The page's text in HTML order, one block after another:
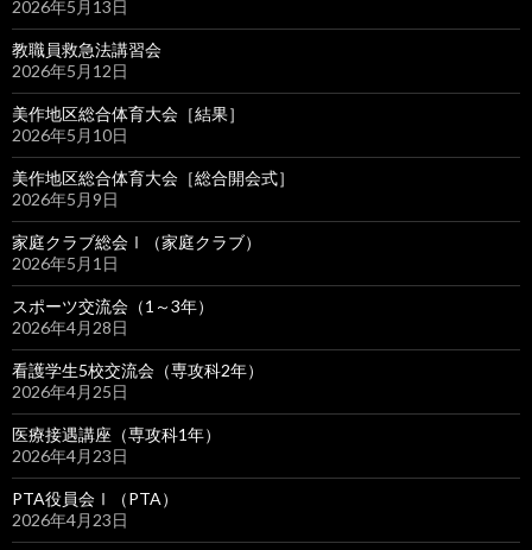
2026年5月13日
教職員救急法講習会
2026年5月12日
美作地区総合体育大会［結果］
2026年5月10日
美作地区総合体育大会［総合開会式］
2026年5月9日
家庭クラブ総会Ⅰ（家庭クラブ）
2026年5月1日
スポーツ交流会（1～3年）
2026年4月28日
看護学生5校交流会（専攻科2年）
2026年4月25日
医療接遇講座（専攻科1年）
2026年4月23日
PTA役員会Ⅰ（PTA）
2026年4月23日